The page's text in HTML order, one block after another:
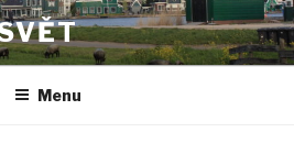
Menu